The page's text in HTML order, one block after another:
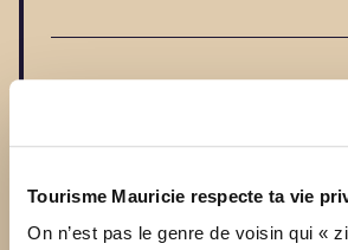
Tourisme Mauricie respecte ta vie
On n’est pas le genre de voisin qui «
Main phone number :819 731-